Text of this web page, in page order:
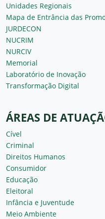
Unidades Regionais
Mapa de Entrância das
JURDECON
NUCRIM
NURCIV
Memorial
Laboratório de Inovação
Transformação Digital
ÁREAS DE
Cível
Criminal
Direitos Humanos
Consumidor
Educação
Eleitoral
Infância e Juventude
Meio Ambiente